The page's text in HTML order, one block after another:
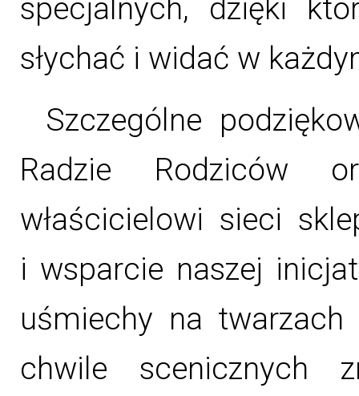
specjalnych, dzięki
słychać i widać w
Szczególne
Radzie Rodziców
właścicielowi sieci
i wsparcie naszej
uśmiechy na twarzach
chwile scenicznych